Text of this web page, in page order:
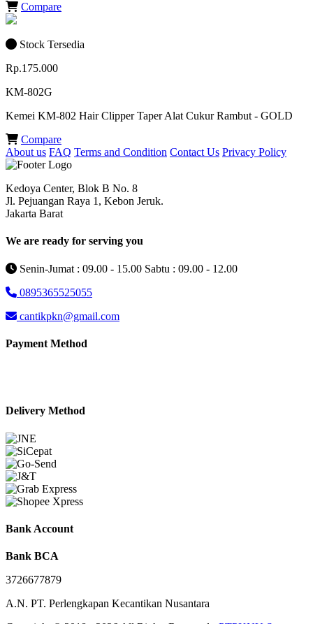
Compare
Stock Tersedia
Rp.175.000
KM-802G
Kemei KM-802 Hair Clipper Taper Alat Cukur Rambut - GOLD
Compare
About us FAQ Terms and Condition Contact Us Privacy Policy
Kedoya Center, Blok B No. 8
Jl. Pejuangan Raya 1, Kebon Jeruk.
Jakarta Barat
We are ready for serving you
Senin-Jumat : 09.00 - 15.00 Sabtu : 09.00 - 12.00
0895365525055
cantikpkn@gmail.com
Payment Method
Delivery Method
Bank Account
Bank BCA
3726677879
A.N. PT. Perlengkapan Kecantikan Nusantara